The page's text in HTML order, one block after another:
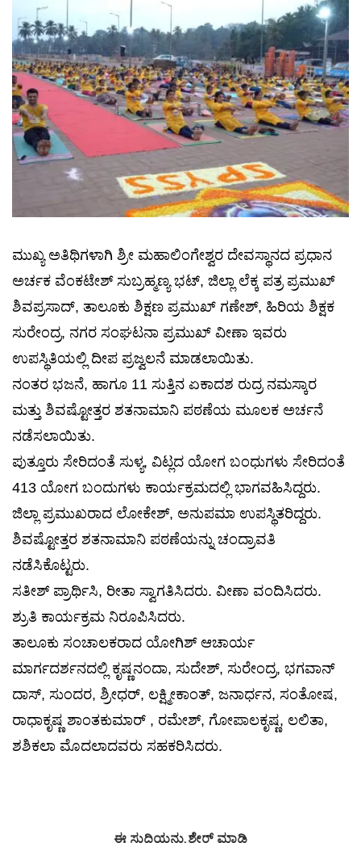
ಮುಖ್ಯ ಅತಿಥಿಗಳಾಗಿ ಶ್ರೀ ಮಹಾಲಿಂಗೇಶ್ವರ ದೇವಸ್ಥಾನದ ಪ್ರಧಾನ
ಅರ್ಚಕ ವೆಂಕಟೇಶ್ ಸುಬ್ರಹ್ಮಣ್ಯ ಭಟ್, ಜಿಲ್ಲಾ ಲೆಕ್ಕ ಪತ್ರ ಪ್ರಮುಖ್
ಶಿವಪ್ರಸಾದ್, ತಾಲೂಕು ಶಿಕ್ಷಣ ಪ್ರಮುಖ್ ಗಣೇಶ್, ಹಿರಿಯ ಶಿಕ್ಷಕ
ಸುರೇಂದ್ರ, ನಗರ ಸಂಘಟನಾ ಪ್ರಮುಖ್ ವೀಣಾ ಇವರು
ಉಪಸ್ಥಿತಿಯಲ್ಲಿ ದೀಪ ಪ್ರಜ್ವಲನೆ ಮಾಡಲಾಯಿತು.
ನಂತರ ಭಜನೆ, ಹಾಗೂ 11 ಸುತ್ತಿನ ಏಕಾದಶ ರುದ್ರ ನಮಸ್ಕಾರ
ಮತ್ತು ಶಿವಷ್ಟೋತ್ತರ ಶತನಾಮಾನಿ ಪಠಣೆಯ ಮೂಲಕ ಅರ್ಚನೆ
ನಡೆಸಲಾಯಿತು.
ಪುತ್ತೂರು ಸೇರಿದಂತೆ ಸುಳ್ಯ, ವಿಟ್ಲದ ಯೋಗ ಬಂಧುಗಳು ಸೇರಿದಂತೆ
413 ಯೋಗ ಬಂದುಗಳು ಕಾರ್ಯಕ್ರಮದಲ್ಲಿ ಭಾಗವಹಿಸಿದ್ದರು.
ಜಿಲ್ಲಾ ಪ್ರಮುಖರಾದ ಲೋಕೇಶ್, ಅನುಪಮಾ ಉಪಸ್ಥಿತರಿದ್ದರು.
ಶಿವಷ್ಟೋತ್ತರ ಶತನಾಮಾನಿ ಪಠಣೆಯನ್ನು ಚಂದ್ರಾವತಿ
ನಡೆಸಿಕೊಟ್ಟರು.
ಸತೀಶ್ ಪ್ರಾರ್ಥಿಸಿ, ರೀತಾ ಸ್ವಾಗತಿಸಿದರು. ವೀಣಾ ವಂದಿಸಿದರು.
ಶ್ರುತಿ ಕಾರ್ಯಕ್ರಮ ನಿರೂಪಿಸಿದರು.
ತಾಲೂಕು ಸಂಚಾಲಕರಾದ ಯೋಗಿಶ್ ಆಚಾರ್ಯ
ಮಾರ್ಗದರ್ಶನದಲ್ಲಿ ಕೃಷ್ಣನಂದಾ, ಸುದೇಶ್, ಸುರೇಂದ್ರ, ಭಗವಾನ್
ದಾಸ್, ಸುಂದರ, ಶ್ರೀಧರ್, ಲಕ್ಷ್ಮೀಕಾಂತ್, ಜನಾರ್ಧನ, ಸಂತೋಷ,
ರಾಧಾಕೃಷ್ಣ ಶಾಂತಕುಮಾರ್ , ರಮೇಶ್, ಗೋಪಾಲಕೃಷ್ಣ, ಲಲಿತಾ,
ಶಶಿಕಲಾ ಮೊದಲಾದವರು ಸಹಕರಿಸಿದರು.